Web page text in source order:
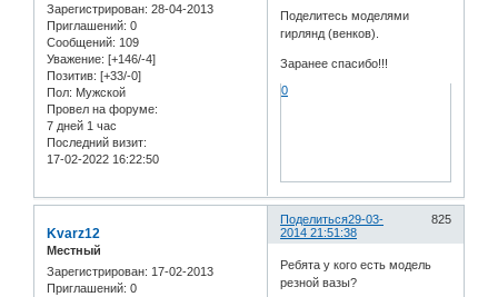
Зарегистрирован: 28-04-2013
Приглашений: 0
Сообщений: 109
Уважение: [+146/-4]
Позитив: [+33/-0]
Пол: Мужской
Провел на форуме:
7 дней 1 час
Последний визит:
17-02-2022 16:22:50
Поделитесь моделями
гирлянд (венков).
Заранее спасибо!!!
0
Поделиться 825
29-03-
2014 21:51:38
Kvarz12
Местный
Зарегистрирован: 17-02-2013
Приглашений: 0
Ребята у кого есть модель
резной вазы?